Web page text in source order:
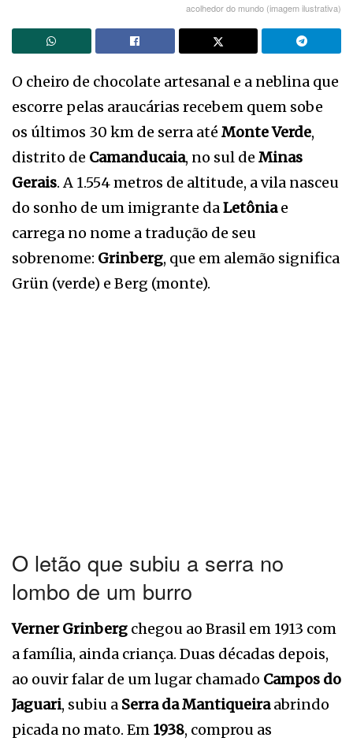
acolhedor do mundo (imagem ilustrativa)
O cheiro de chocolate artesanal e a neblina que
escorre pelas araucárias recebem quem sobe
os últimos 30 km de serra até Monte Verde,
distrito de Camanducaia, no sul de Minas
Gerais. A 1.554 metros de altitude, a vila nasceu
do sonho de um imigrante daLetôniae
carrega no nome a tradução de seu
sobrenome: Grinberg, que em alemão significa
Grün (verde) e Berg (monte).
O letão que subiu a serra no
lombo de um burro
Verner Grinberg chegou ao Brasil em 1913 com
a família, ainda criança. Duas décadas depois,
ao ouvir falar de um lugar chamado Campos do
Jaguari, subiu a Serra da Mantiqueiraabrindo
picada no mato. Em 1938, comprou as